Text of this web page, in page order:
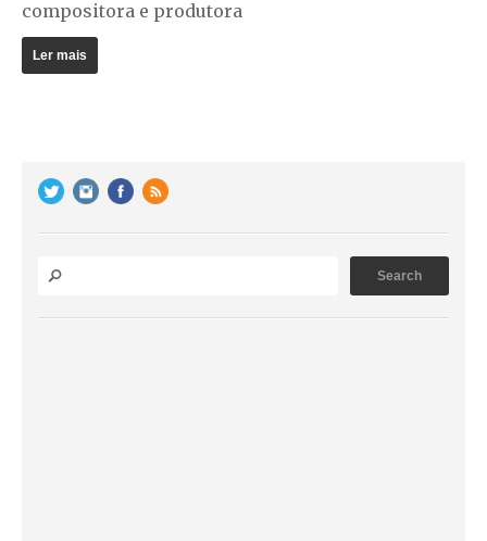
compositora e produtora
Ler mais